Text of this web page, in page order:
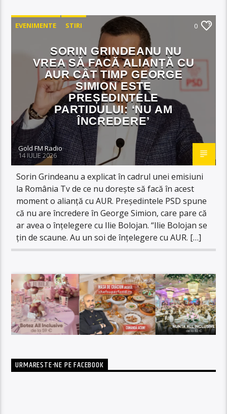
EVENIMENTE STIRI 0
SORIN GRINDEANU NU
VREA SĂ FACĂ ALIANȚĂ CU
AUR CÂT TIMP GEORGE
SIMION ESTE
PREȘEDINTELE
PARTIDULUI: ‘NU AM
ÎNCREDERE’
Gold FM Radio
14 IULIE 2026
Sorin Grindeanu a explicat în cadrul unei emisiuni
la România Tv de ce nu dorește să facă în acest
moment o alianță cu AUR. Președintele PSD spune
că nu are încredere în George Simion, care pare că
ar avea o înțelegere cu Ilie Bolojan. “Ilie Bolojan se
țin de scaune. Au un soi de înțelegere cu AUR. […]
URMARESTE-NE PE FACEBOOK